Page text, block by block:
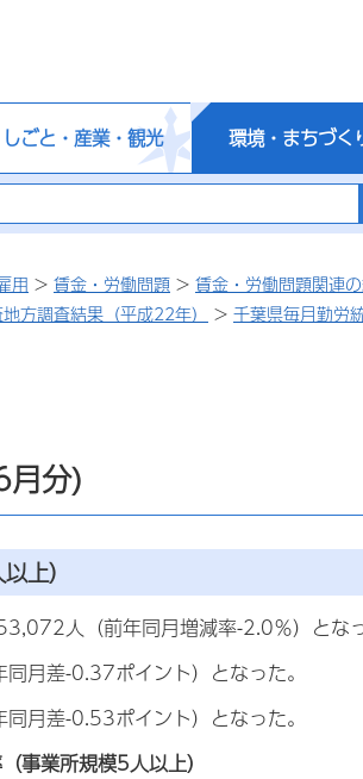
しごと・産業・観光 環境・まちづく
用 > 賃金・労働問題 > 賃金・労働問題関連
方調査結果（平成22年） > 千葉県毎月勤労
分)
上）
人（前年同月増減率-2.0％）となっ
月差-0.37ポイント）となった。
月差-0.53ポイント）となった。
事業所規模5人以上）